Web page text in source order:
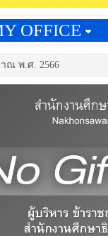
OFFICE
ณ พ.ศ. 2566